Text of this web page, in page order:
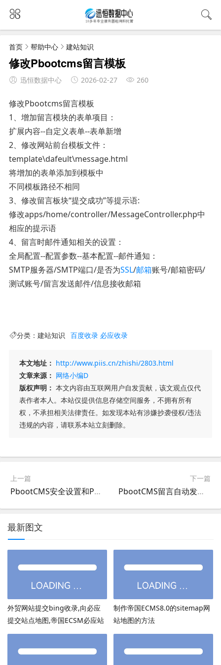
首页 帮助中心 建站知识
修改Pbootcms留言模板
迅恒数据中心 2026-02-27 260
修改Pbootcms留言模板
1、增加留言模块的表单项目：
扩展内容--自定义表单--表单新增
2、修改网站前台模板文件：
template\dafeult\message.html
将增加的表单添加到模板中
不同模板路径不相同
3、修改留言板块“提交成功”等提示语:
修改apps/home/controller/MessageController.php中
相应的提示语
4、留言时邮件通知相关的设置：
全局配置--配置参数--基本配置--邮件通知：
SMTP服务器/SMTP端口/是否为SSL/邮箱账号/邮箱密码/
测试账号/留言发送邮件/信息接收邮箱
分类： 建站知识 百度收录 必应收录
本文地址： http://www.piis.cn/zhishi/2803.html
文章来源： 网络小编D
版权声明： 本文内容由互联网用户自发贡献，该文观点仅代
表作者本人。本站仅提供信息存储空间服务，不拥有所有
权，不承担相关法律责任。如发现本站有涉嫌抄袭侵权/违法
违规的内容，请联系本站立刻删除。
上一篇
PbootCMS安全设置和PbootCMS网站权限设置
下一篇
PbootCMS留言自动发邮件设置
最新图文
外贸网站提交bing收录,向必应
提交站点地图,帝国ECSM必应站
点图sitemap提交
制作帝国ECMS8.0的sitemap网
站地图的方法